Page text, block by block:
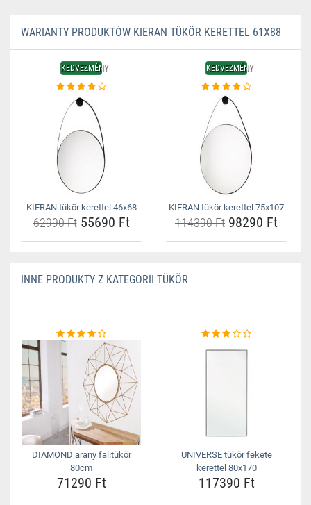
WARIANTY PRODUKTÓW KIERAN TÜKÖR KERETTEL 61X88
KEDVEZMÉNY
KIERAN tükör kerettel 46x68
62990 Ft55690 Ft
KEDVEZMÉNY
KIERAN tükör kerettel 75x107
114390 Ft 98290 Ft
INNE PRODUKTY Z KATEGORII TÜKÖR
DIAMOND arany falitükör
80cm
71290 Ft
UNIVERSE tükör fekete
kerettel 80x170
117390 Ft